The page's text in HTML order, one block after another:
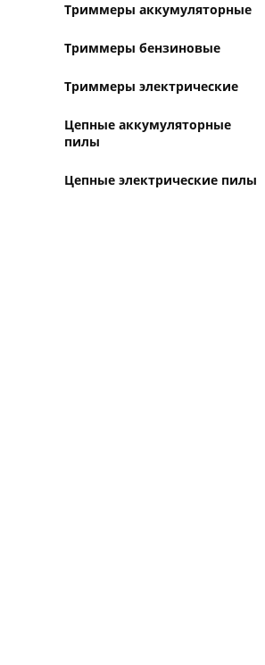
Триммеры аккумуляторные
Триммеры бензиновые
Триммеры электрические
Цепные аккумуляторные
пилы
Цепные электрические пилы